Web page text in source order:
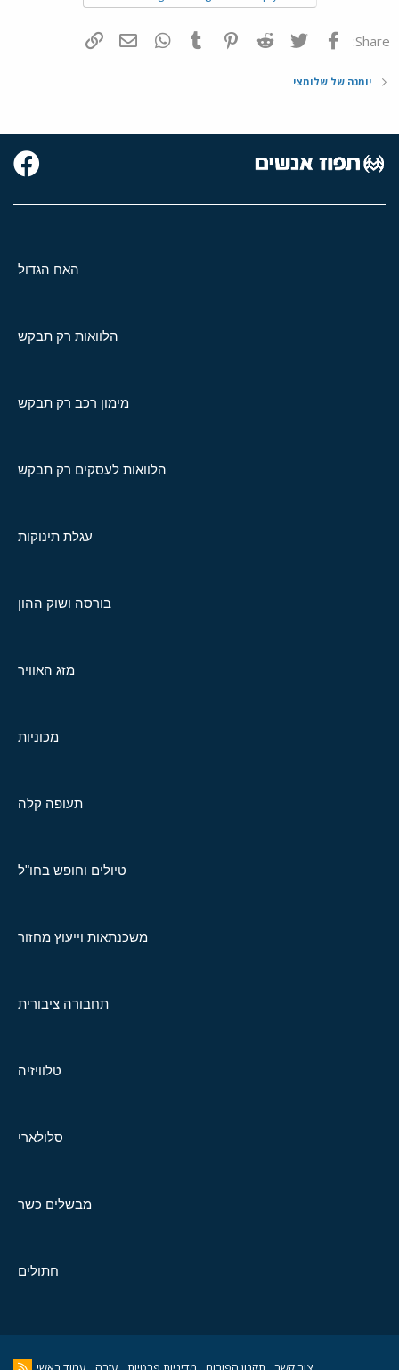
Share: פייסבוק Twitter
Reddit
Pinterest
Tumblr
WhatsAppדואר אלקטרוני
יומנה של שלומצי
האח הגדול
הלוואות רק תבקש
מימון רכב רק תבקש
הלוואות לעסקים רק תבקש
עגלת תינוקות
בורסה ושוק ההון
מזג האוויר
מכוניות
תעופה קלה
טיולים וחופש בחו"ל
משכנתאות וייעוץ מחזור
תחבורה ציבורית
טלוויזיה
סלולארי
מבשלים כשר
חתולים